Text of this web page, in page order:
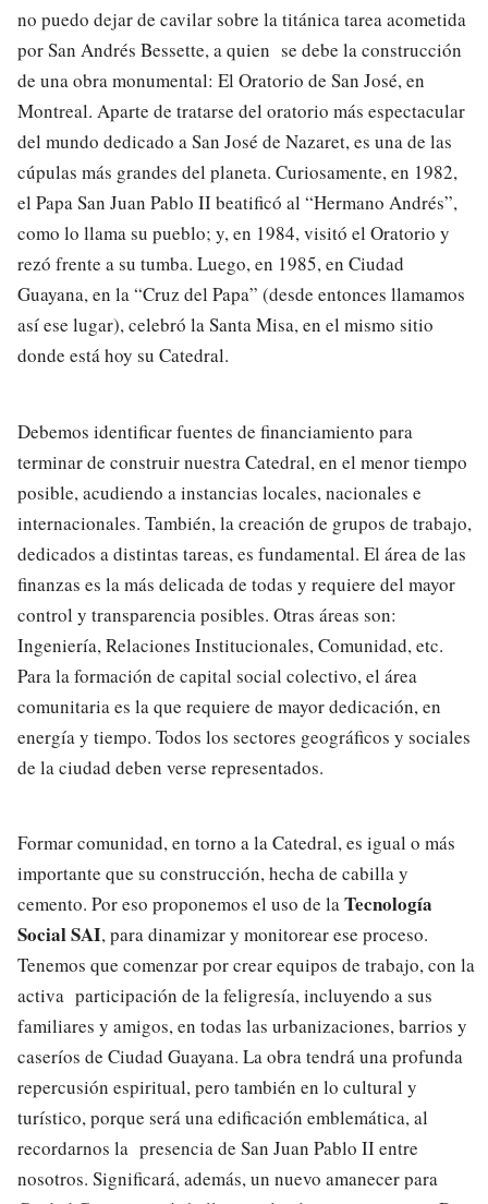
no puedo dejar de cavilar sobre la titánica tarea acometida
por San Andrés Bessette, a quien se debe la construcción
de una obra monumental: El Oratorio de San José, en
Montreal. Aparte de tratarse del oratorio más espectacular
del mundo dedicado a San José de Nazaret, es una de las
cúpulas más grandes del planeta. Curiosamente, en 1982,
el Papa San Juan Pablo II beatificó al “Hermano Andrés”,
como lo llama su pueblo; y, en 1984, visitó el Oratorio y
rezó frente a su tumba. Luego, en 1985, en Ciudad
Guayana, en la “Cruz del Papa” (desde entonces llamamos
así ese lugar), celebró la Santa Misa, en el mismo sitio
donde está hoy su Catedral.
Debemos identificar fuentes de financiamiento para
terminar de construir nuestra Catedral, en el menor tiempo
posible, acudiendo a instancias locales, nacionales e
internacionales. También, la creación de grupos de trabajo,
dedicados a distintas tareas, es fundamental. El área de las
finanzas es la más delicada de todas y requiere del mayor
control y transparencia posibles. Otras áreas son:
Ingeniería, Relaciones Institucionales, Comunidad, etc.
Para la formación de capital social colectivo, el área
comunitaria es la que requiere de mayor dedicación, en
energía y tiempo. Todos los sectores geográficos y sociales
de la ciudad deben verse representados.
Formar comunidad, en torno a la Catedral, es igual o más
importante que su construcción, hecha de cabilla y
cemento. Por eso proponemos el uso de laTecnología
Social SAI, para dinamizar y monitorear ese proceso.
Tenemos que comenzar por crear equipos de trabajo, con la
activa participación de la feligresía, incluyendo a sus
familiares y amigos, en todas las urbanizaciones, barrios y
caseríos de Ciudad Guayana. La obra tendrá una profunda
repercusión espiritual, pero también en lo cultural y
turístico, porque será una edificación emblemática, al
recordarnos la presencia de San Juan Pablo II entre
nosotros. Significará, además, un nuevo amanecer para